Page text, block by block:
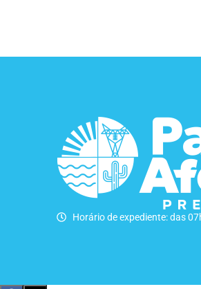
Horário de expediente: das